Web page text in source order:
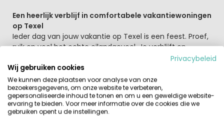
Een heerlijk verblijf in comfortabele vakantiewoningen
op Texel
Ieder dag van jouw vakantie op Texel is een feest. Proef,
ruik en voel het echte eilandgevoel. Je verblijft op
Kustpark Texel in een comfortabel chalet, klassieke villa
of trendy strandlodge. Kustpark Texel is een mooi
vakantiepark op korte afstand van badplaats De Koog,
Kindvriendelijk park op Texel
Een fijn en kindvriendelijke vakantiepark dus! De kinderen
Privacybeleid
Wij gebruiken cookies
We kunnen deze plaatsen voor analyse van onze
bezoekersgegevens, om onze website te verbeteren,
gepersonaliseerde inhoud te tonen en om u een geweldige website-
ervaring te bieden. Voor meer informatie over de cookies die we
gebruiken opent u de instellingen.